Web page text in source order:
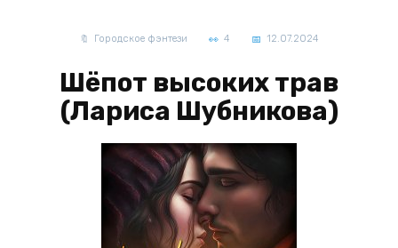
Городское фэнтези 4 12.07.2024
Шёпот высоких трав
(Лариса Шубникова)